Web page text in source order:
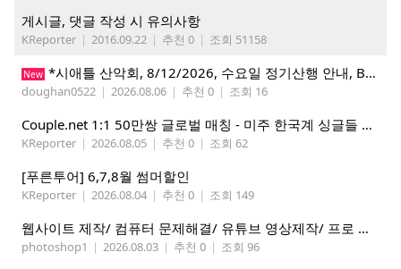
게시글, 댓글 작성 시 유의사항
KReporter | 2016.09.22 | 추천 0 | 조회 51158
New *시애틀 산악회, 8/12/2026, 수요일 정기산행 안내, Beckler Peak*
doughan0522 | 2026.08.06 | 추천 0 | 조회 16
Couple.net 1:1 50만쌍 글로벌 매칭 - 미주 한국계 싱글들 모이세요
KReporter | 2026.08.05 | 추천 0 | 조회 62
[푸른투어] 6,7,8월 썸머할인
KReporter | 2026.08.04 | 추천 0 | 조회 149
웹사이트 제작/ 컴퓨터 문제해결/ 유튜브 영상제작/ 프로 사진촬영
photoshop1 | 2026.08.03 | 추천 0 | 조회 96